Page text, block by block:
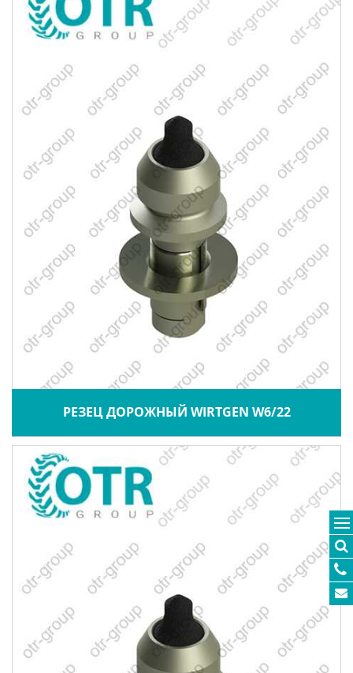
РЕЗЕЦ ДОРОЖНЫЙ WIRTGEN W6/22